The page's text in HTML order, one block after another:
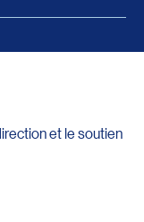
et le soutien